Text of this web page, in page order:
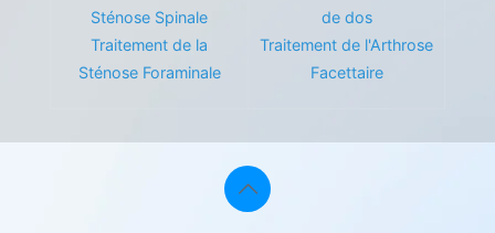
Sténose Spinale
Traitement de la
Sténose Foraminale
de dos
Traitement de l'Arthrose
Facettaire